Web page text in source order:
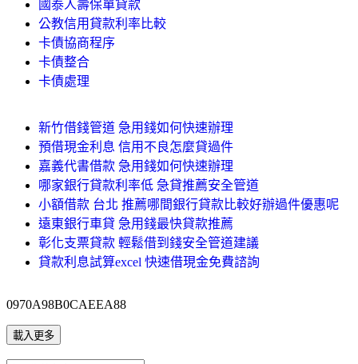
國泰人壽保單貸款
公教信用貸款利率比較
卡債協商程序
卡債整合
卡債處理
新竹借錢管道 急用錢如何快速辦理
預借現金利息 信用不良怎麼貸過件
嘉義代書借款 急用錢如何快速辦理
哪家銀行貸款利率低 急貸推薦安全管道
小額借款 台北 推薦哪間銀行貸款比較好辦過件優惠呢
遠東銀行車貸 急用錢最快貸款推薦
彰化支票貸款 輕鬆借到錢安全管道建議
貸款利息試算excel 快速借現金免費諮詢
0970A98B0CAEEA88
載入更多